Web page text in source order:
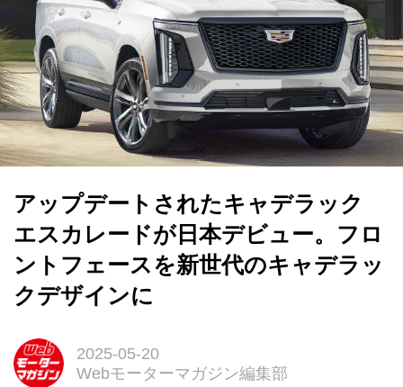
アップデートされたキャデラック
エスカレードが日本デビュー。フロ
ントフェースを新世代のキャデラッ
クデザインに
2025-05-20
Webモーターマガジン編集部